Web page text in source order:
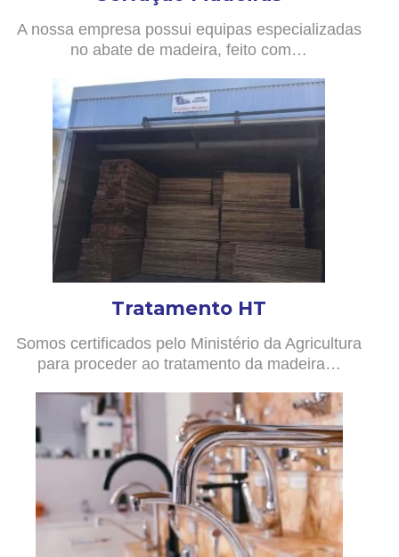
A nossa empresa possui equipas especializadas
no abate de madeira, feito com…
Tratamento HT
Somos certificados pelo Ministério da Agricultura
para proceder ao tratamento da madeira…